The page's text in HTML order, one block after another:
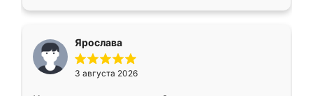
Ярослава
3 августа 2026